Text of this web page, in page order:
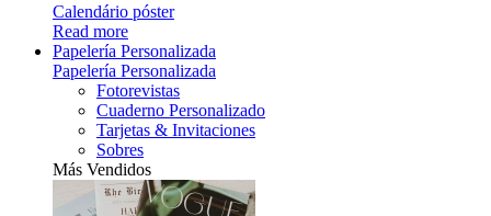
Calendário póster
Read more
Papelería Personalizada
Papelería Personalizada
Fotorevistas
Cuaderno Personalizado
Tarjetas & Invitaciones
Sobres
Más Vendidos